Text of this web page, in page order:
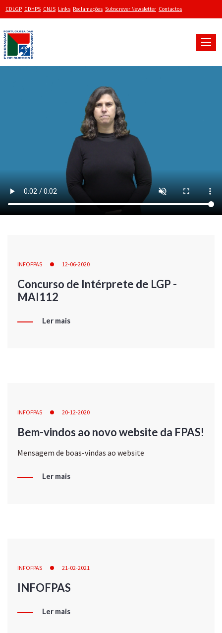
CDLGP CDHPS CNJS Links Reclamações Subscrever Newsletter Contactos
Toggle
INFOFPAS 12-06-2020
Concurso de Intérprete de LGP -
MAI112
Ler mais
INFOFPAS 20-12-2020
Bem-vindos ao novo website da FPAS!
Mensagem de boas-vindas ao website
Ler mais
INFOFPAS 21-02-2021
INFOFPAS
Ler mais